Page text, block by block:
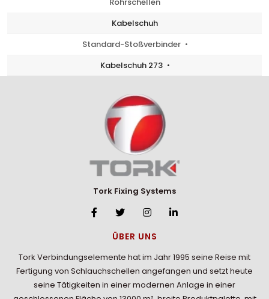
Kabelschuh
Standard-Stoßverbinder
Kabelschuh 273
Tork Fixing Systems
ÜBER UNS
Tork Verbindungselemente hat im Jahr 1995 seine Reise mit
Fertigung von Schlauchschellen angefangen und setzt heute
seine Tätigkeiten in einer modernen Anlage in einer